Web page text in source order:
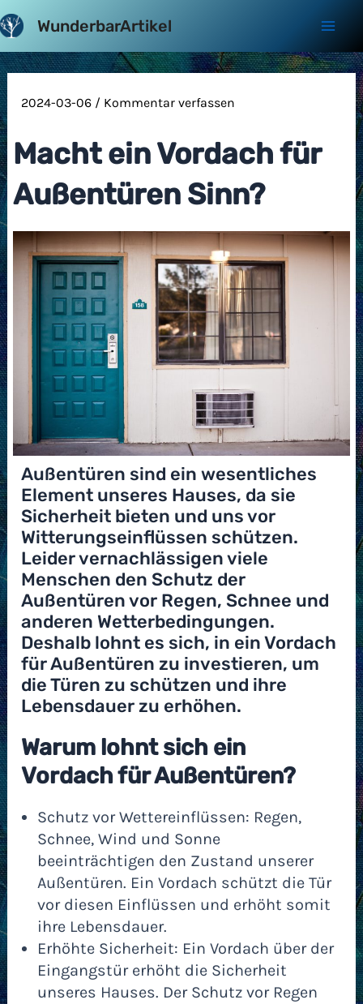
Zum
Inhalt
springen
WunderbarArtikel
2024-03-06 / Kommentar verfassen
Macht ein Vordach für
Außentüren Sinn?
Außentüren sind ein wesentliches
Element unseres Hauses, da sie
Sicherheit bieten und uns vor
Witterungseinflüssen schützen.
Leider vernachlässigen viele
Menschen den Schutz der
Außentüren vor Regen, Schnee und
anderen Wetterbedingungen.
Deshalb lohnt es sich, in ein Vordach
für Außentüren zu investieren, um
die Türen zu schützen und ihre
Lebensdauer zu erhöhen.
Warum lohnt sich ein
Vordach für Außentüren?
Schutz vor Wettereinflüssen: Regen,
Schnee, Wind und Sonne
beeinträchtigen den Zustand unserer
Außentüren. Ein Vordach schützt die Tür
vor diesen Einflüssen und erhöht somit
ihre Lebensdauer.
Erhöhte Sicherheit: Ein Vordach über der
Eingangstür erhöht die Sicherheit
unseres Hauses. Der Schutz vor Regen